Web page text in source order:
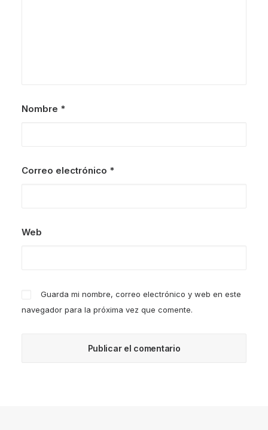
Nombre *
Correo electrónico *
Web
Guarda mi nombre, correo electrónico y web en este
navegador para la próxima vez que comente.